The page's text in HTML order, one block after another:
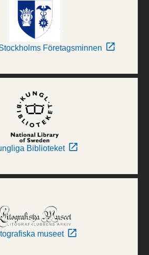
Företagsminnen
Biblioteket
museet